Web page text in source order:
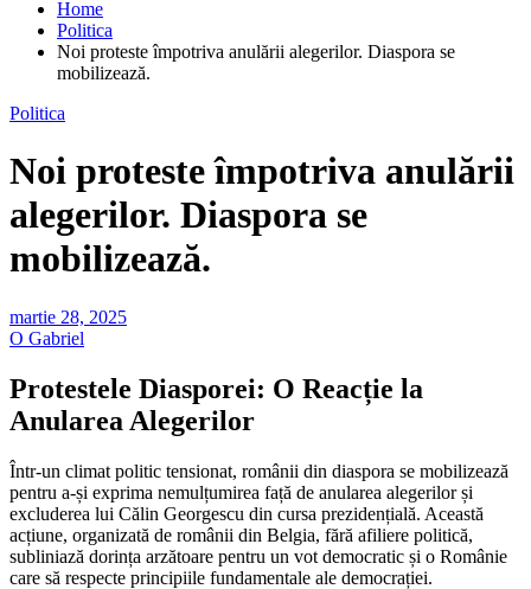
Home
Politica
Noi proteste împotriva anulării alegerilor. Diaspora se
mobilizează.
Politica
Noi proteste împotriva anulării
alegerilor. Diaspora se
mobilizează.
martie 28, 2025
O Gabriel
Protestele Diasporei: O Reacție la
Anularea Alegerilor
Într-un climat politic tensionat, românii din diaspora se mobilizează
pentru a-și exprima nemulțumirea față de anularea alegerilor și
excluderea lui Călin Georgescu din cursa prezidențială. Această
acțiune, organizată de românii din Belgia, fără afiliere politică,
subliniază dorința arzătoare pentru un vot democratic și o Românie
care să respecte principiile fundamentale ale democrației.